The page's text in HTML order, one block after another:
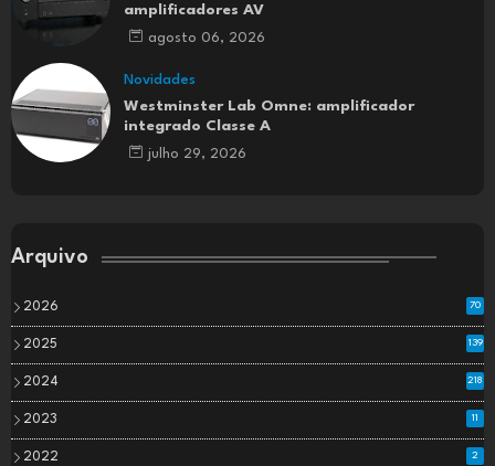
amplificadores AV
agosto 06, 2026
Novidades
Westminster Lab Omne: amplificador
integrado Classe A
julho 29, 2026
Arquivo
2026 70
2025 139
2024 218
2023 11
2022 2